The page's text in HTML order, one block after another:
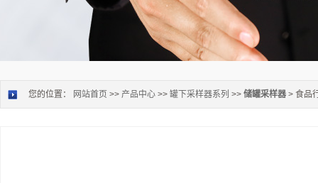
您的位置： 网站首页 >> 产品中心 >> 罐下采样器系列 >> 储罐采样器 > 食品